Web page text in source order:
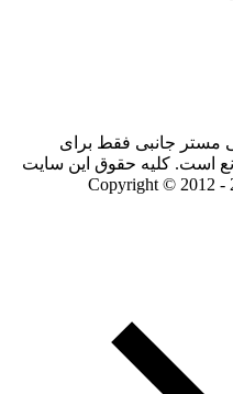
مستر جانبی فقط برای
است. کلیه حقوق این سایت